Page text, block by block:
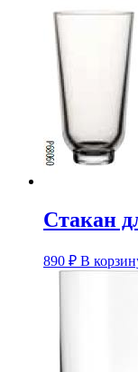
Стакан
890 ₽ В